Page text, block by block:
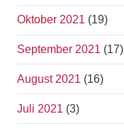
Oktober 2021 (19)
September 2021 (17)
August 2021 (16)
Juli 2021 (3)